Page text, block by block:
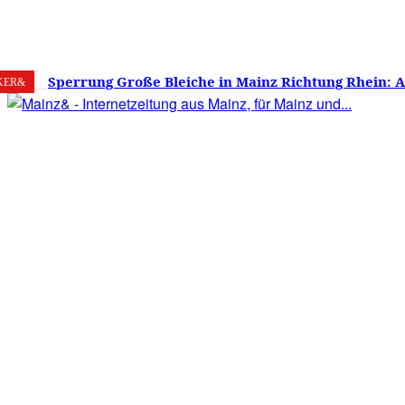
8. August 2026 21.7 Mainz
Sperrung Große Bleiche in Mainz Richtung Rhein:
verwirrt, Mainzer stinksauer – Haben die Mainzer